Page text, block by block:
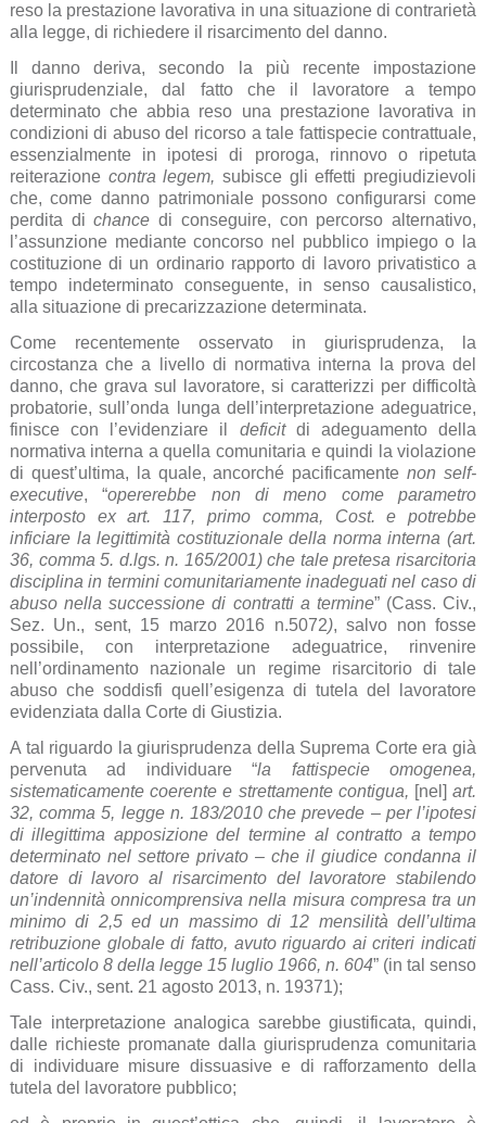
reso la prestazione lavorativa in una situazione di contrarietà
alla legge, di richiedere il risarcimento del danno.
Il danno deriva, secondo la più recente impostazione
giurisprudenziale, dal fatto che il lavoratore a tempo
determinato che abbia reso una prestazione lavorativa in
condizioni di abuso del ricorso a tale fattispecie contrattuale,
essenzialmente in ipotesi di proroga, rinnovo o ripetuta
reiterazione contra legem, subisce gli effetti pregiudizievoli
che, come danno patrimoniale possono configurarsi come
perdita dichance di conseguire, con percorso alternativo,
l’assunzione mediante concorso nel pubblico impiego o la
costituzione di un ordinario rapporto di lavoro privatistico a
tempo indeterminato conseguente, in senso causalistico,
alla situazione di precarizzazione determinata.
Come recentemente osservato in giurisprudenza, la
circostanza che a livello di normativa interna la prova del
danno, che grava sul lavoratore, si caratterizzi per difficoltà
probatorie, sull’onda lunga dell’interpretazione adeguatrice,
finisce con l’evidenziare il deficit di adeguamento della
normativa interna a quella comunitaria e quindi la violazione
di quest’ultima, la quale, ancorché pacificamentenon self-
executive, “opererebbe non di meno come parametro
interposto ex art. 117, primo comma, Cost. e potrebbe
inficiare la legittimità costituzionale della norma interna (art.
36, comma 5. d.lgs. n. 165/2001) che tale pretesa risarcitoria
disciplina in termini comunitariamente inadeguati nel caso di
abuso nella successione di contratti a termine” (Cass. Civ.,
Sez. Un., sent, 15 marzo 2016 n.5072), salvo non fosse
possibile, con interpretazione adeguatrice, rinvenire
nell’ordinamento nazionale un regime risarcitorio di tale
abuso che soddisfi quell’esigenza di tutela del lavoratore
evidenziata dalla Corte di Giustizia.
A tal riguardo la giurisprudenza della Suprema Corte era già
pervenuta ad individuare “la fattispecie omogenea,
sistematicamente coerente e strettamente contigua, [nel] art.
32, comma 5, legge n. 183/2010 che prevede – per l’ipotesi
di illegittima apposizione del termine al contratto a tempo
determinato nel settore privato – che il giudice condanna il
datore di lavoro al risarcimento del lavoratore stabilendo
un’indennità onnicomprensiva nella misura compresa tra un
minimo di 2,5 ed un massimo di 12 mensilità dell’ultima
retribuzione globale di fatto, avuto riguardo ai criteri indicati
nell’articolo 8 della legge 15 luglio 1966, n. 604” (in tal senso
Cass. Civ., sent. 21 agosto 2013, n. 19371);
Tale interpretazione analogica sarebbe giustificata, quindi,
dalle richieste promanate dalla giurisprudenza comunitaria
di individuare misure dissuasive e di rafforzamento della
tutela del lavoratore pubblico;